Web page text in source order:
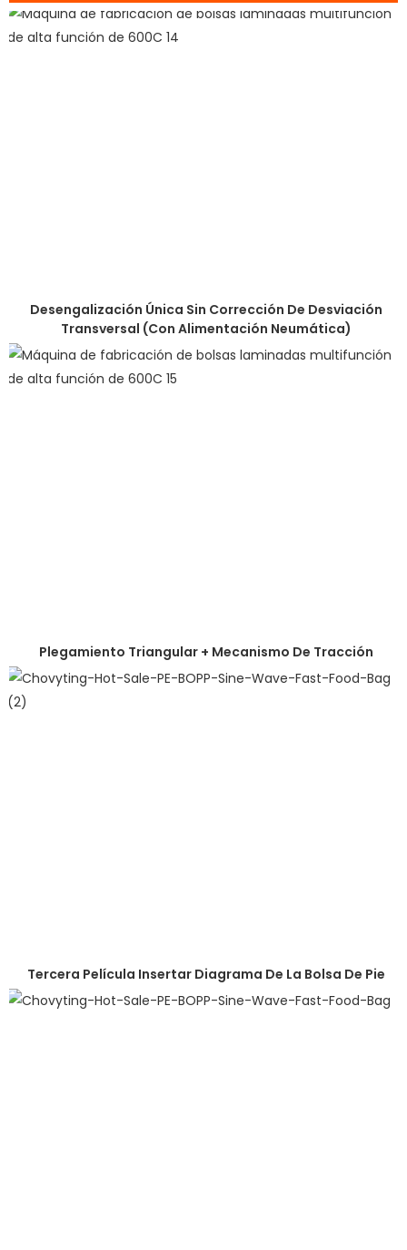
Desengalización Única Sin Corrección De Desviación
Transversal (con Alimentación Neumática)
Plegamiento Triangular + Mecanismo De Tracción
Tercera Película Insertar Diagrama De La Bolsa De Pie